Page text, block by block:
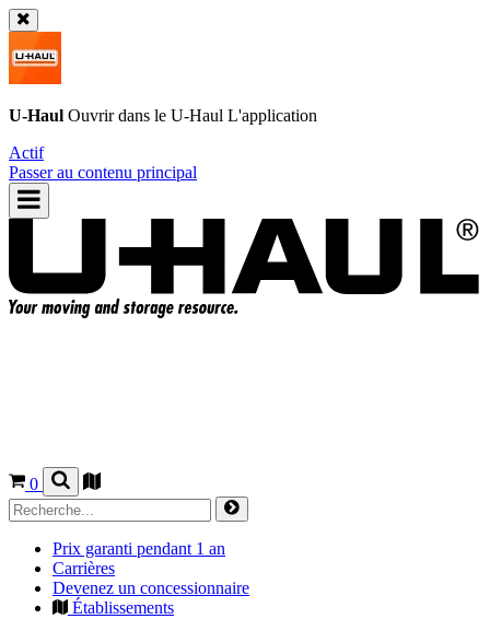
U-Haul Ouvrir dans le U-Haul L'application
Actif
Passer au contenu principal
0
Prix garanti pendant 1 an
Carrières
Devenez un concessionnaire
Établissements